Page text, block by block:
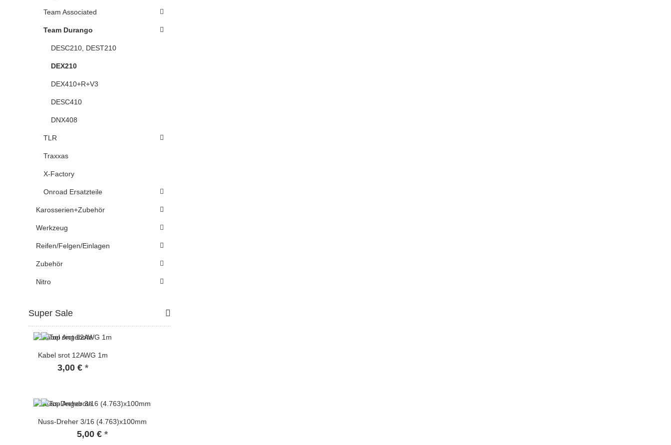
Team Associated
Team Durango
DESC210, DEST210
DEX210
DEX410+R+V3
DESC410
DNX408
TLR
Traxxas
X-Factory
Onroad Ersatzteile
Karosserien+Zubehör
Werkzeug
Reifen/Felgen/Einlagen
Zubehör
Nitro
Super Sale
Kabel srot 12AWG 1m
3,00 € *
Nuss-Dreher 3/16 (4.763)x100mm
5,00 € *